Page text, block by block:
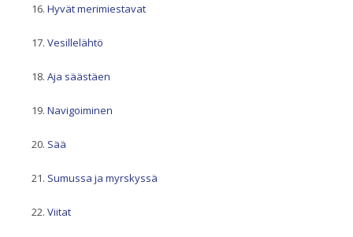
Hyvät merimiestavat
Vesillelähtö
Aja säästäen
Navigoiminen
Sää
Sumussa ja myrskyssä
Viitat